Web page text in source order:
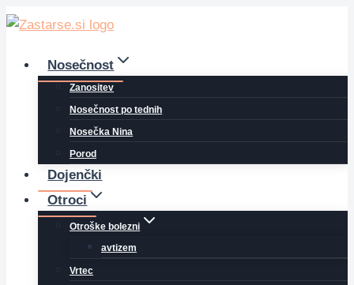
Skip
contentNosečnost
Zanositev
Nosečnost po tednih
Nosečka Nina
Porod
Dojenčki
Otroci
Otroške bolezni
avtizem
Vrtec